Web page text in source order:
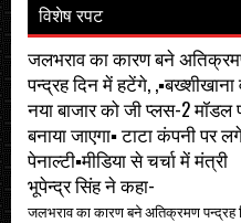
विशेष रपट
जलभराव का कारण बने
पन्द्रह दिन में हटेंगे, ,▪️बख्शीखाना
नया बाजार को जी प्लस-2 मॉडल
बनाया जाएगा▪️ टाटा कंपनी पर
पेनाल्टी▪️मीडिया से चर्चा में मंत्री
भूपेन्द्र सिंह ने कहा-
जलभराव का कारण बने अतिक्रमण पन्द्रह